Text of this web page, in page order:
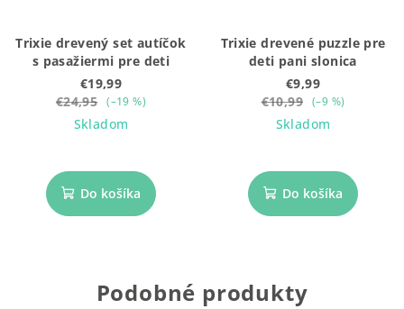
Trixie drevený set autíčok
s pasažiermi pre deti
€19,99
€24,95 (–19 %)
Skladom
Do košíka
Trixie drevené puzzle pre
deti pani slonica
€9,99
€10,99 (–9 %)
Skladom
Do košíka
Podobné produkty